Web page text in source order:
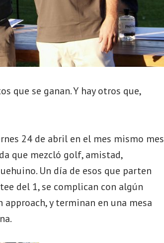
que se ganan. Y hay otros que,
24 de abril en el mes mismo mes
que mezcló golf, amistad,
Un día de esos que parten
del 1, se complican con algún
y terminan en una mesa